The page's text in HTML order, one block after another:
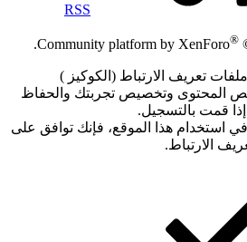
RSS
Community platform by XenForo®
تعريف الارتباط (الكوكيز )
المحتوى وتخصيص تجربتك والحفاظ
قمت بالتسجيل.
استخدام هذا الموقع، فإنك توافق على
الارتباط.